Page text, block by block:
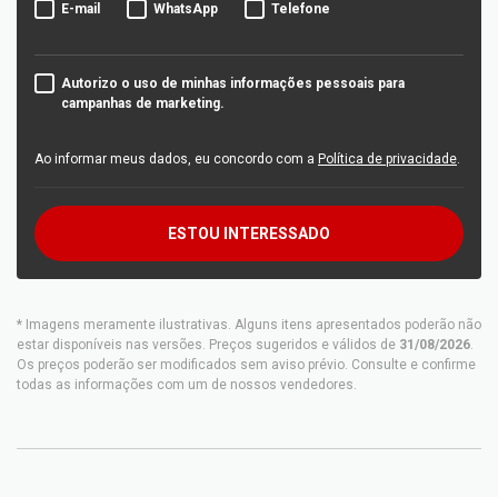
E-mail WhatsApp Telefone
Autorizo o uso de minhas informações pessoais para
campanhas de marketing.
Ao informar meus dados, eu concordo com a Política de privacidade.
ESTOU INTERESSADO
* Imagens meramente ilustrativas. Alguns itens apresentados poderão não
estar disponíveis nas versões. Preços sugeridos e válidos de 31/08/2026.
Os preços poderão ser modificados sem aviso prévio. Consulte e confirme
todas as informações com um de nossos vendedores.